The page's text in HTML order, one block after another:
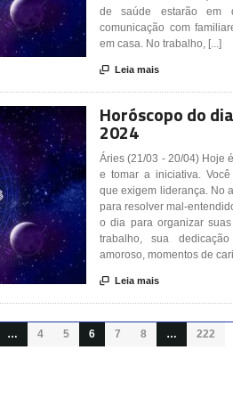
de saúde estarão em
comunicação com
em casa. No trabalho, [...]
 Leia mais
Horóscopo do
2024
Áries (21/03 - 20/04) Hoje
e tomar a iniciativa.
que exigem liderança. No
para resolver mal-
o dia para organizar
trabalho, sua
amoroso, momentos de
 Leia mais
… 4 5 6 7 8 … 222